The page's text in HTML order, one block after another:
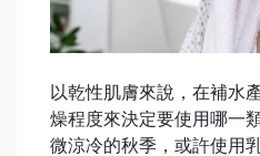
以乾性肌膚來說，在補水
燥程度來決定要使用哪一
微涼冷的秋季，或許使用